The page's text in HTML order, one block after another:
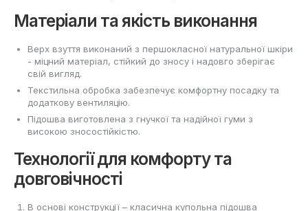
Матеріали та якість виконання
Верх взуття виконаний з першокласної натуральної шкіри
- міцний матеріал, стійкий до зносу і надовго зберігає
свій вигляд.
Текстильна обробка забезпечує комфортну посадку та
додаткову вентиляцію.
Підошва виготовлена з гнучкої та надійної гуми з
високою зносостійкістю.
Технології для комфорту та
довговічності
В основі конструкції – класична купольна підошва